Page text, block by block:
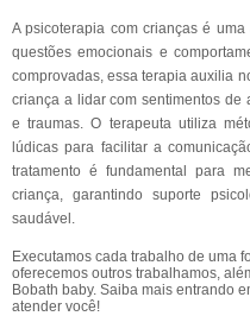
A psicoterapia com crianças é
questões emocionais e
comprovadas, essa terapia auxilia
criança a lidar com sentimentos de
e traumas. O terapeuta utiliza
lúdicas para facilitar a
tratamento é fundamental para
criança, garantindo suporte
saudável.
Executamos cada trabalho de uma
oferecemos outros trabalhamos,
Bobath baby. Saiba mais entrando
atender você!